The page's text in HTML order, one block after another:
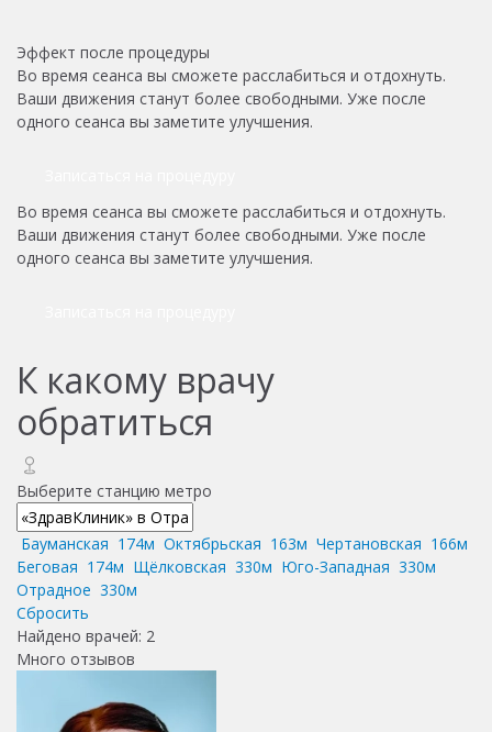
Эффект после процедуры
Во время сеанса вы сможете расслабиться и отдохнуть.
Ваши движения станут более свободными. Уже после
одного сеанса вы заметите улучшения.
Во время сеанса вы сможете расслабиться и отдохнуть.
Ваши движения станут более свободными. Уже после
одного сеанса вы заметите улучшения.
К какому врачу
обратиться
Выберите станцию метро
Бауманская 174м Октябрьская 163м Чертановская 166м
Беговая 174м Щёлковская 330м Юго-Западная 330м
Отрадное 330м
Сбросить
Найдено врачей: 2
Много отзывов